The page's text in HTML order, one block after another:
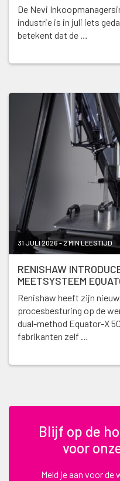
De Nevi
industrie is in juli iets
betekent dat de …
31 JULI 2026 - 2 MIN LEESTIJD
RENISHAW
MEETSYSTEEM
Renishaw heeft zijn
procesbesturing op de
dual-method Equator-X
fabrikanten zelf …
Blijf op de
voor
Meld je aan voor